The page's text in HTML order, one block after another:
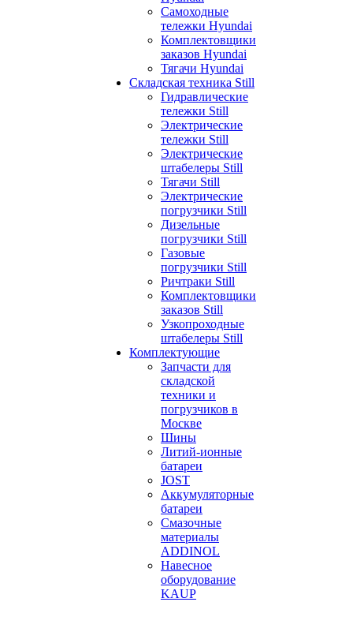
Самоходные
тележки Hyundai
Комплектовщики
заказов Hyundai
Тягачи Hyundai
Складская техника Still
Гидравлические
тележки Still
Электрические
тележки Still
Электрические
штабелеры Still
Тягачи Still
Электрические
погрузчики Still
Дизельные
погрузчики Still
Газовые
погрузчики Still
Ричтраки Still
Комплектовщики
заказов Still
Узкопроходные
штабелеры Still
Комплектующие
Запчасти для
складской
техники и
погрузчиков в
Москве
Шины
Литий-ионные
батареи
JOST
Аккумуляторные
батареи
Смазочные
материалы
ADDINOL
Навесное
оборудование
KAUP